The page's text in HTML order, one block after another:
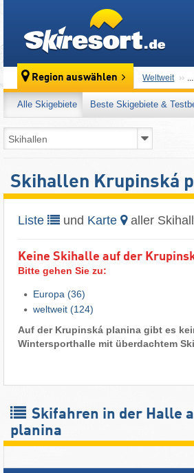
Region auswählen Weltweit ...
Alle Skigebiete Beste Skigebiete &
Skihallen Krupinská
Liste und Karte aller
Keine Skihalle auf der
Bitte gehen Sie zu:
Europa (36)
weltweit (124)
Auf der Krupinská planina gibt es
Wintersporthalle mit überdachtem
Skifahren in der Halle
planina